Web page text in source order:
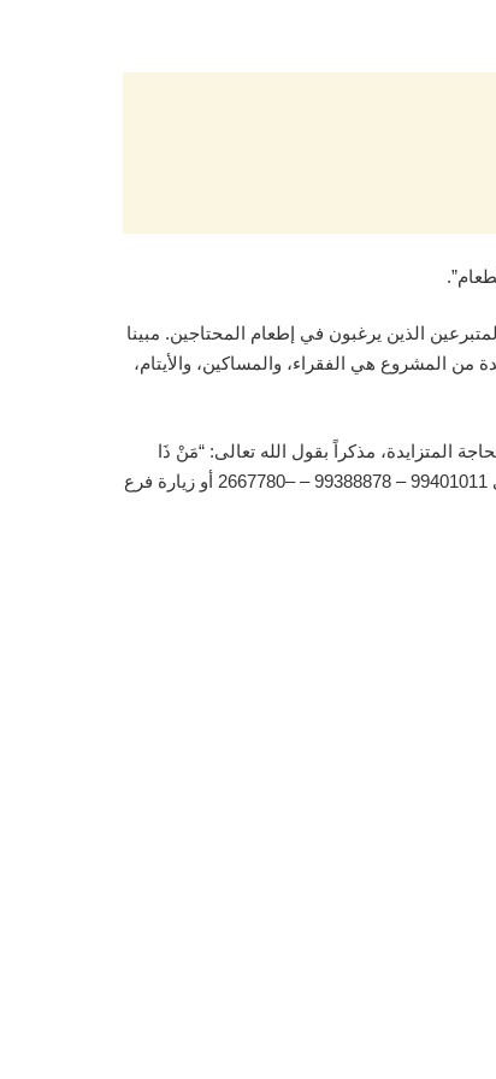
الذين يرغبون في إطعام المحتاجين. مبينا
من المشروع هي الفقراء، والمساكين، والأيتام،
المتزايدة، مذكراً بقول الله تعالى: “مَنْ ذَا
الَّذِي يُقْرِضُ اللَّهَ قَرْضًا حَسَنًا فَيُضَاعِفَهُ لَهُ أَضْعَافًا كَثِيرَةً وَاللَّهُ يَقْبِضُ وَيَبْسُطُ وَإِلَيْهِ تُرْجَعُونَ”. مبيناً أن التبرع للمشروع يكون عبر الاتصال على 99401011 – 99388878 – –2667780 أو زيارة فرع